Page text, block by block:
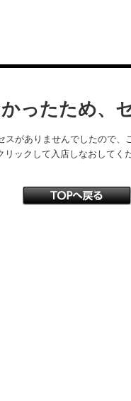
ったため、
がありませんでしたので、
ックして入店しなおしてく